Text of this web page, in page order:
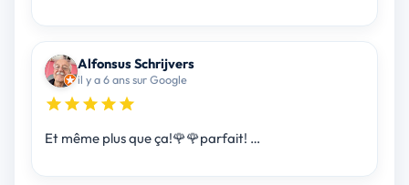
Alfonsus Schrijvers
il y a 6 ans sur Google
Et même plus que ça!🌹🌹parfait! …